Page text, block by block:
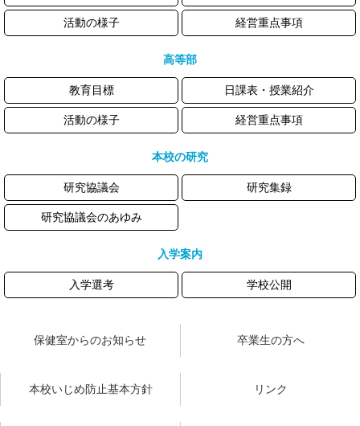
活動の様子 経営重点事項
高等部
教育目標 日課表・授業紹介
活動の様子 経営重点事項
本校の研究
研究協議会 研究集録
研究協議会のあゆみ
入学案内
入学選考 学校公開
保健室からのお知らせ 卒業生の方へ
本校いじめ防止基本方針 リンク